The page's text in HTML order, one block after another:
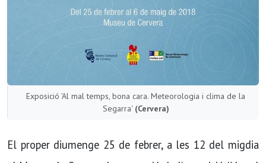
Exposició 'Al mal temps, bona cara. Meteorologia i clima de la
Segarra' (Cervera)
El proper diumenge 25 de febrer, a les 12 del migdia